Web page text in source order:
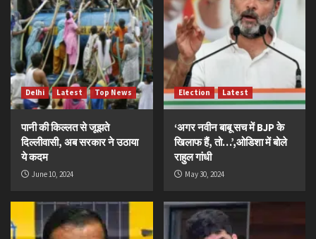
Delhi Latest Top News
पानी की किल्लत से जूझते
दिल्लीवासी, अब सरकार ने उठाया
ये कदम
June 10, 2024
Election Latest
‘अगर नवीन बाबू सच में BJP के
खिलाफ हैं, तो…’,ओडिशा में बोले
राहुल गांधी
May 30, 2024